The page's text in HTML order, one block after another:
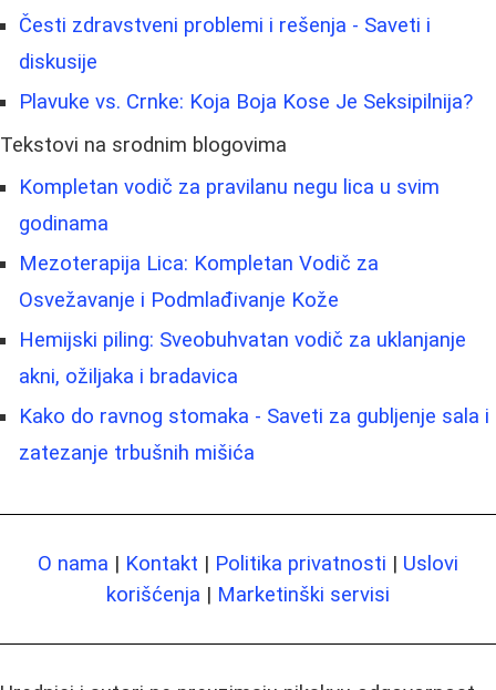
Česti zdravstveni problemi i rešenja - Saveti i
diskusije
Plavuke vs. Crnke: Koja Boja Kose Je Seksipilnija?
Tekstovi na srodnim blogovima
Kompletan vodič za pravilanu negu lica u svim
godinama
Mezoterapija Lica: Kompletan Vodič za
Osvežavanje i Podmlađivanje Kože
Hemijski piling: Sveobuhvatan vodič za uklanjanje
akni, ožiljaka i bradavica
Kako do ravnog stomaka - Saveti za gubljenje sala i
zatezanje trbušnih mišića
O nama | Kontakt | Politika privatnosti | Uslovi
korišćenja | Marketinški servisi